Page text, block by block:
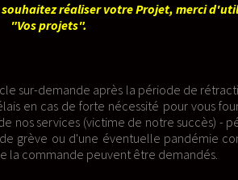
d'utiliser le Formulaire dans la rubrique
de 14 jours légale. Ce délais est a
fournir l'article dans sa conformité - Les
- pénurie de certaine matière première
comme le COVID-19. En cas de retard,